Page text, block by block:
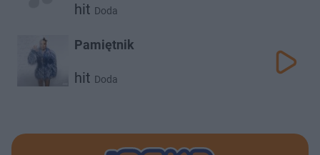
hit Doda
Pamiętnik
hit Doda